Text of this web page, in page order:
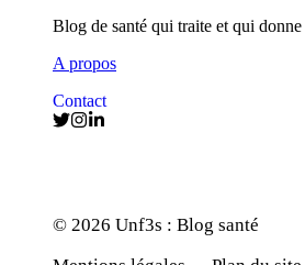
Blog de santé qui traite et qui donne
A propos
Contact
© 2026 Unf3s : Blog santé